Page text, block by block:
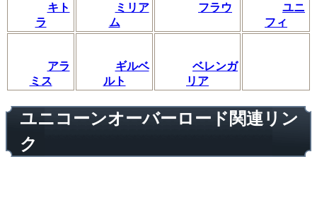
キト
ラ
ミリア
ム
フラウ
ユニ
フィ
アラ
ミス
ギルベ
ルト
ベレンガ
リア
ユニコーンオーバーロード関連リン
ク